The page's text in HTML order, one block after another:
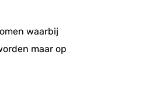
waarbij
maar op